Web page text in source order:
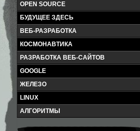
OPEN SOURCE
БУДУЩЕЕ ЗДЕСЬ
ВЕБ-РАЗРАБОТКА
КОСМОНАВТИКА
РАЗРАБОТКА ВЕБ-САЙТОВ
GOOGLE
ЖЕЛЕЗО
LINUX
АЛГОРИТМЫ